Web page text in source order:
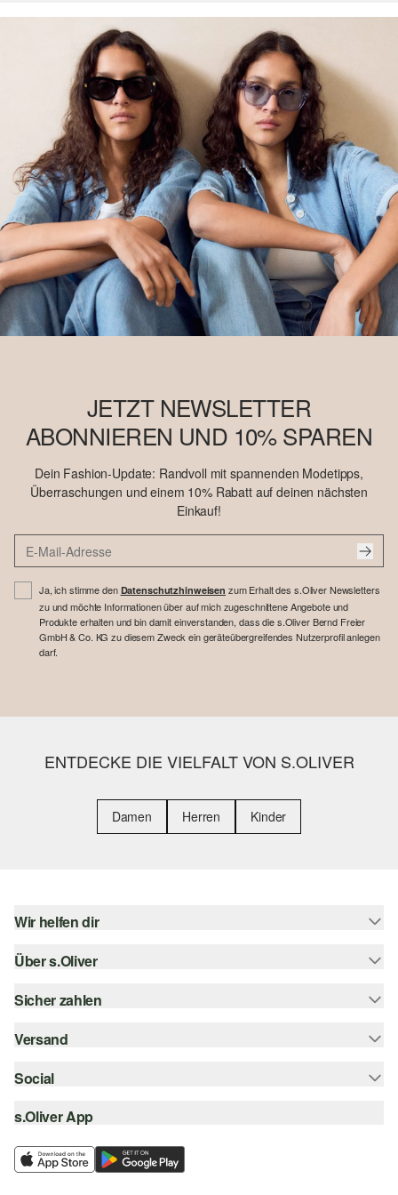
JETZT NEWSLETTER
ABONNIEREN UND 10% SPAREN
Dein Fashion-Update: Randvoll mit spannenden Modetipps,
Überraschungen und einem 10% Rabatt auf deinen nächsten
Einkauf!
Ja, ich stimme den Datenschutzhinweisen zum Erhalt des s.Oliver Newsletters
zu und möchte Informationen über auf mich zugeschnittene Angebote und
Produkte erhalten und bin damit einverstanden, dass die s.Oliver Bernd Freier
GmbH & Co. KG zu diesem Zweck ein geräteübergreifendes Nutzerprofil anlegen
darf.
ENTDECKE DIE VIELFALT VON S.OLIVER
Damen Herren Kinder
Wir helfen dir
Hilfe & FAQ
Über s.Oliver
Newsletter
Wunschliste
Nachhaltigkeit
Sicher zahlen
Rechnung
Klarna
Versand
Sendungsverfolgung
SwissPost
My Post 24
Social
instagram
facebook
s.Oliver App